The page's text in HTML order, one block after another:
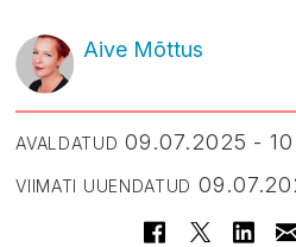
Aive Mõttus
AVALDATUD 09.07.2025 -
VIIMATI UUENDATUD